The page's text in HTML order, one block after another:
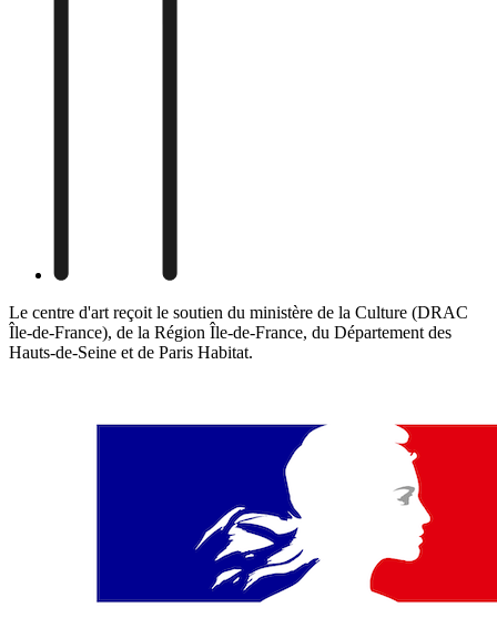
Le centre d'art reçoit le soutien du ministère de la Culture (DRAC
Île-de-France), de la Région Île-de-France, du Département des
Hauts-de-Seine et de Paris Habitat.